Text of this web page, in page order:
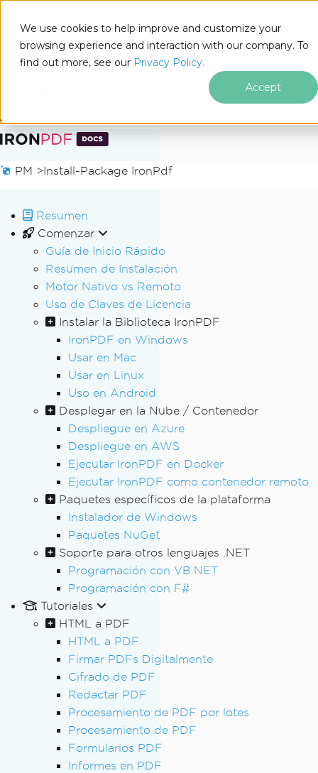
We use cookies to help improve and customize your
browsing experience and interaction with our company. To
find out more, see our Privacy Policy.
Accept
Saltar al pie de página
Docs
PM >Install-Package IronPdf
Resumen
Comenzar
Guía de Inicio Rápido
Resumen de Instalación
Motor Nativo vs Remoto
Uso de Claves de Licencia
Instalar la Biblioteca IronPDF
IronPDF en Windows
Usar en Mac
Usar en Linux
Uso en Android
Desplegar en la Nube / Contenedor
Despliegue en Azure
Despliegue en AWS
Ejecutar IronPDF en Docker
Ejecutar IronPDF como contenedor remoto
Paquetes específicos de la plataforma
Instalador de Windows
Paquetes NuGet
Soporte para otros lenguajes .NET
Programación con VB.NET
Programación con F#
Tutoriales
HTML a PDF
HTML a PDF
Firmar PDFs Digitalmente
Cifrado de PDF
Redactar PDF
Procesamiento de PDF por lotes
Procesamiento de PDF
Formularios PDF
Informes en PDF